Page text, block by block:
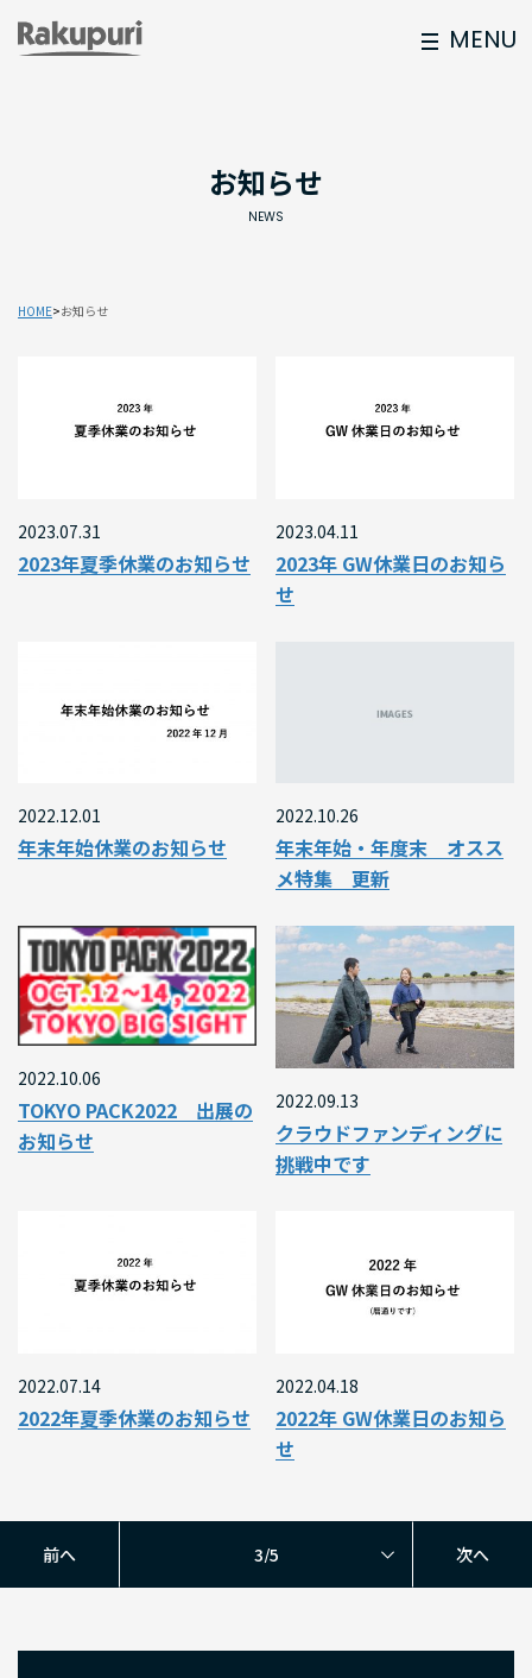
MENU
お知らせ
NEWS
HOME お知らせ
2023.07.31
2023年夏季休業のお知らせ
2023.04.11
2023年 GW休業日のお知ら
せ
2022.12.01
年末年始休業のお知らせ
2022.10.26
年末年始・年度末 オスス
メ特集 更新
2022.10.06
TOKYO PACK2022 出展の
お知らせ
2022.09.13
クラウドファンディングに
挑戦中です
2022.07.14
2022年夏季休業のお知らせ
2022.04.18
2022年 GW休業日のお知ら
せ
前へ 次へ